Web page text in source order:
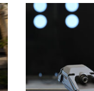
ZF
Akıllı
Pazarına
Sunuyor